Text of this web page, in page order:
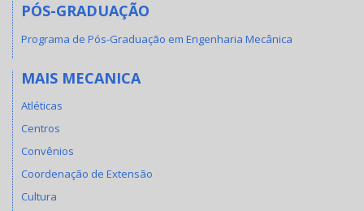
PÓS-GRADUAÇÃO
Programa de Pós-Graduação em Engenharia Mecânica
MAIS MECANICA
Atléticas
Centros
Convênios
Coordenação de Extensão
Cultura